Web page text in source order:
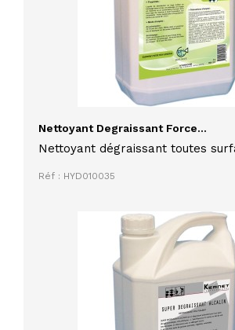
Nettoyant Degraissant Force...
Nettoyant dégraissant toutes
industries, collectivités
Réf : HYD010035